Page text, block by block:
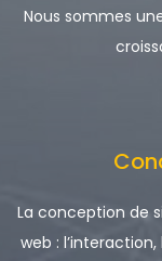
Nous sommes
La conception de
web :